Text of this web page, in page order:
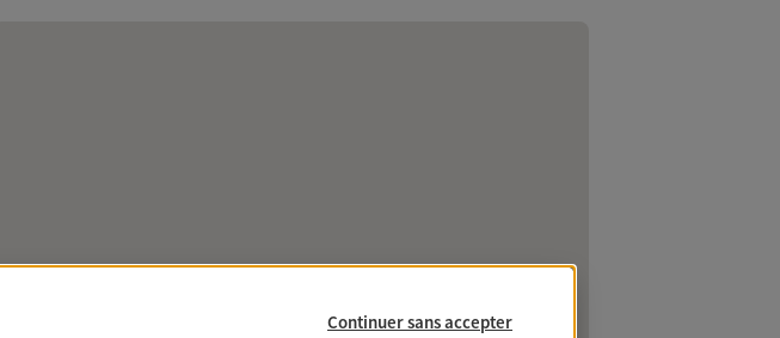
Continuer sans accepter